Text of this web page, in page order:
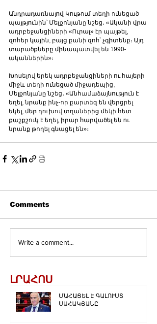
Անդրադառնալով Կութում տեղի ունեցած
պայթյունին՝ Մելքոնյանը նշեց․ «Ականի վրա
ադրբեջանցիների «Ուրալ» էր պայթել,
զոհեր կային, բայց քանի զոհ՝ չգիտենք։ Այդ
տարածքները մինապատվել են 1990-
ականներին»։
Խոսելով երեկ ադրբեջանցիների ու հայերի
միջև տեղի ունեցած միջադեպից,
Մելքոնյանը նշեց․ «Անհամաձայնություն է
եղել, նրանք ինչ-որ քարտեզ են վերցրել
եկել, մեր դուխով տղաներից մեկի հետ
քաշքշուկ է եղել, իրար հարվածել են ու
նրանք թողել գնացել են»։
Comments
Write a comment...
ԼՐԱՀՈՍ
ՄԱՀԱՑԵԼ Է ԳԱԼՈՒՍՏ
ՍԱՀԱԿՅԱՆԸ